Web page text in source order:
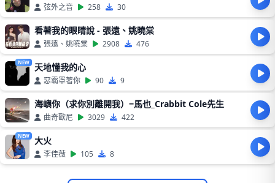
弦外之音 258 30
看著我的眼睛說 - 張遠、姚曉棠
張遠、姚曉棠 2908 476
NEW 天地懂我的心
惡霸罩著你 90 9
海嶼你（求你別離開我）−馬也_Crabbit Cole先生
曲奇歐尼 3029 422
NEW 大火
李佳薇 105 8